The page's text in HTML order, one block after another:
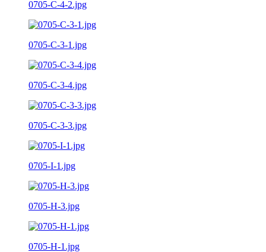
0705-C-4-2.jpg
0705-C-3-1.jpg
0705-C-3-4.jpg
0705-C-3-3.jpg
0705-I-1.jpg
0705-H-3.jpg
0705-H-1.jpg